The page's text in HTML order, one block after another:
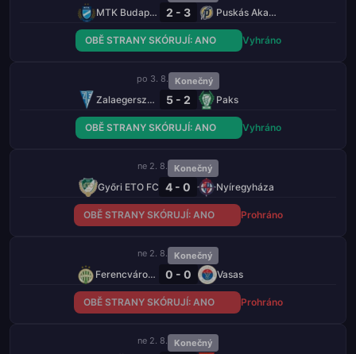
MTK Budapešť 2 - 3 Puskás Akadémia
OBĚ STRANY SKÓRUJÍ: ANO Vyhráno
po 3. 8. Konečný
Zalaegerszegi TE 5 - 2 Paks
OBĚ STRANY SKÓRUJÍ: ANO Vyhráno
ne 2. 8. Konečný
Győri ETO FC 4 - 0 Nyíregyháza
OBĚ STRANY SKÓRUJÍ: ANO Prohráno
ne 2. 8. Konečný
Ferencváros TC 0 - 0 Vasas
OBĚ STRANY SKÓRUJÍ: ANO Prohráno
ne 2. 8. Konečný